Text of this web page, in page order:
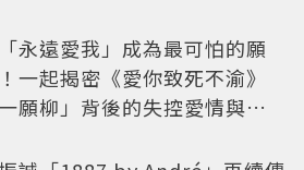
永遠愛我」成為最可怕的願
一起揭密《愛你致死不渝》
一願柳」背後的失控愛情與爆